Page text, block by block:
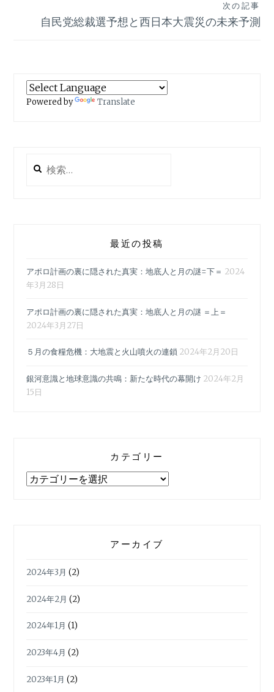
シ
次の記事
自民党総裁選予想と西日本大震災の未来予測
Powered by Translate
索:
最近の投稿
アポロ計画の裏に隠された真実：地底人と月の謎=下＝ 2024
年3月28日
アポロ計画の裏に隠された真実：地底人と月の謎 ＝上＝
2024年3月27日
５月の食糧危機：大地震と火山噴火の連鎖 2024年2月20日
銀河意識と地球意識の共鳴：新たな時代の幕開け 2024年2月
15日
カテゴリー
カ
アーカイブ
2024年3月 (2)
2024年2月 (2)
2024年1月 (1)
2023年4月 (2)
2023年1月 (2)